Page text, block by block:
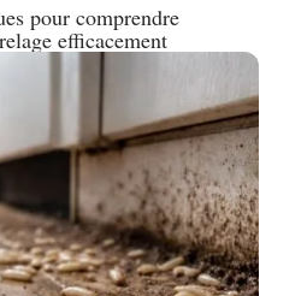
pour comprendre
efficacement